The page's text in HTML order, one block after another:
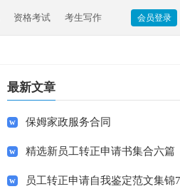
资格考试 考生写作 会员登录
最新文章
保姆家政服务合同
精选新员工转正申请书集合六篇
员工转正申请自我鉴定范文集锦